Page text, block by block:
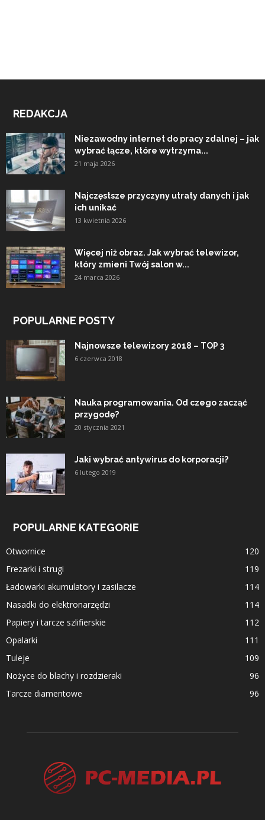
REDAKCJA
Niezawodny internet do pracy zdalnej – jak
wybrać łącze, które wytrzyma...
21 maja 2026
Najczęstsze przyczyny utraty danych i jak
ich unikać
13 kwietnia 2026
Więcej niż obraz. Jak wybrać telewizor,
który zmieni Twój salon w...
24 marca 2026
POPULARNE POSTY
Najnowsze telewizory 2018 – TOP 3
6 czerwca 2018
Nauka programowania. Od czego zacząć
przygodę?
20 stycznia 2021
Jaki wybrać antywirus do korporacji?
6 lutego 2019
POPULARNE KATEGORIE
Otwornice
120
Frezarki i strugi
119
Ładowarki akumulatory i zasilacze
114
Nasadki do elektronarzędzi
114
Papiery i tarcze szlifierskie
112
Opalarki
111
Tuleje
109
Nożyce do blachy i rozdzieraki
96
Tarcze diamentowe
96